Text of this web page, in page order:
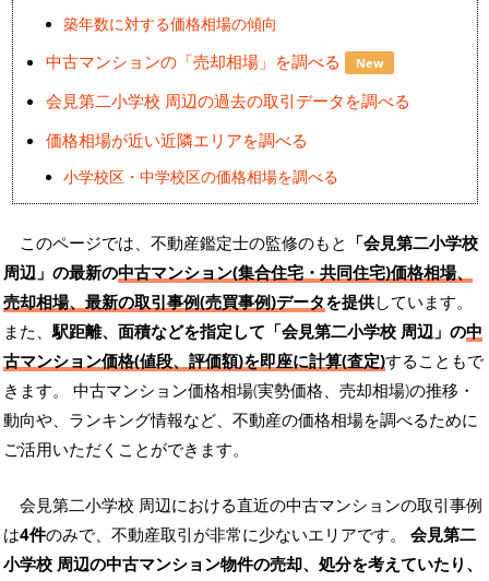
築年数に対する価格相場の傾向
中古マンションの「売却相場」を調べる New
会見第二小学校 周辺の過去の取引データを調べる
価格相場が近い近隣エリアを調べる
小学校区・中学校区の価格相場を調べる
このページでは、不動産鑑定士の監修のもと 「会見第二小学校
周辺」の最新の中古マンション(集合住宅・共同住宅)価格相場、
売却相場、最新の取引事例(売買事例)データを提供しています。
また、駅距離、面積などを指定して「会見第二小学校 周辺」の中
古マンション価格(値段、評価額)を即座に計算(査定)することもで
きます。 中古マンション価格相場(実勢価格、売却相場)の推移・
動向や、ランキング情報など、不動産の価格相場を調べるために
ご活用いただくことができます。
会見第二小学校 周辺における直近の中古マンションの取引事例
は4件のみで、不動産取引が非常に少ないエリアです。 会見第二
小学校 周辺の中古マンション物件の売却、処分を考えていたり、